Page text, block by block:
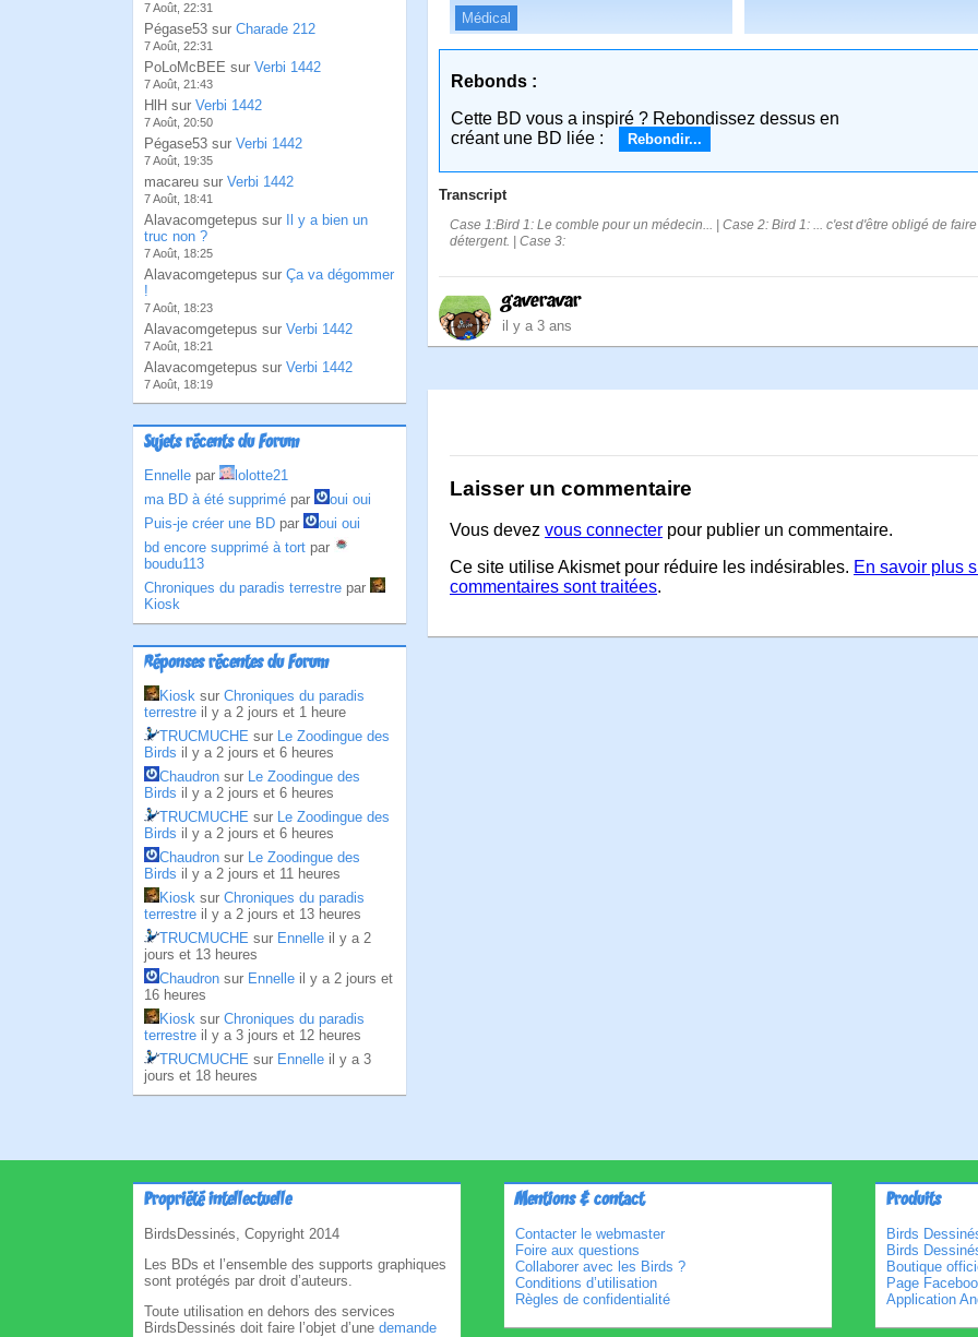
7 Août, 22:31
Pégase53 sur Charade 212
7 Août, 22:31
PoLoMcBEE sur Verbi 1442
7 Août, 21:43
HlH sur Verbi 1442
7 Août, 20:50
Pégase53 sur Verbi 1442
7 Août, 19:35
macareu sur Verbi 1442
7 Août, 18:41
Alavacomgetepus sur
Il y a bien un
truc non ?
7 Août, 18:25
Alavacomgetepus sur Ça va dégommer
!
7 Août, 18:23
Alavacomgetepus sur Verbi 1442
7 Août, 18:21
Alavacomgetepus sur Verbi 1442
7 Août, 18:19
Sujets récents du Forum
Ennelle par
lolotte21
ma BD à été supprimé par
oui oui
Puis-je créer une BD par
oui oui
bd encore supprimé à tort par
boudu113
Chroniques du paradis terrestre par
Kiosk
Réponses récentes du Forum
Kiosk sur Chroniques du paradis
terrestre il y a 2 jours et 1 heure
TRUCMUCHE sur Le Zoodingue des
Birds il y a 2 jours et 6 heures
Chaudron sur Le Zoodingue des
Birds il y a 2 jours et 6 heures
TRUCMUCHE sur Le Zoodingue des
Birds il y a 2 jours et 6 heures
Chaudron sur Le Zoodingue des
Birds il y a 2 jours et 11 heures
Kiosk sur Chroniques du paradis
terrestre il y a 2 jours et 13 heures
TRUCMUCHE sur Ennelle il y a 2
jours et 13 heures
Chaudron sur Ennelle il y a 2 jours et
16 heures
Kiosk sur Chroniques du paradis
terrestre il y a 3 jours et 12 heures
TRUCMUCHE sur Ennelle il y a 3
jours et 18 heures
Médical
Rebonds :
Cette BD vous a inspiré ? Rebondissez dessus en
créant une BD liée :
Rebondir...
Transcript
Case 1:Bird 1: Le comble pour un médecin... | Case 2: Bird 1: ... c'est d'être obligé de
détergent. | Case 3:
gaveravar
il y a 3 ans
Laisser un commentaire
Vous devez vous connecter pour publier un commentaire.
Ce site utilise Akismet pour réduire les indésirables. En savoir plus
commentaires sont traitées.
Propriété intellectuelle
BirdsDessinés, Copyright 2014
Les BDs et l’ensemble des supports graphiques
sont protégés par droit d’auteurs.
Toute utilisation en dehors des services
BirdsDessinés doit faire l’objet d’une demande
Mentions & contact
Contacter le webmaster
Foire aux questions
Collaborer avec les Birds ?
Conditions d’utilisation
Règles de confidentialité
Produits
Birds
Birds
Boutique
Page
Application